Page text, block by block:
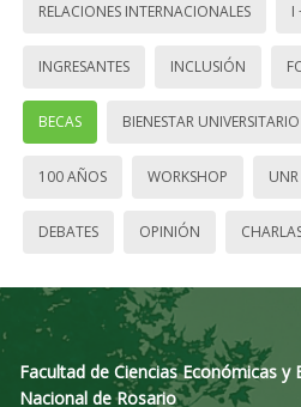
RELACIONES INTERNACIONALES I
INGRESANTES INCLUSIÓN
BECAS BIENESTAR UNIVERSITARIO
100 AÑOS WORKSHOP UNR
DEBATES OPINIÓN
Facultad de Ciencias Económicas y
Nacional de Rosario